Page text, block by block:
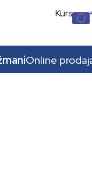
Kurs
Online